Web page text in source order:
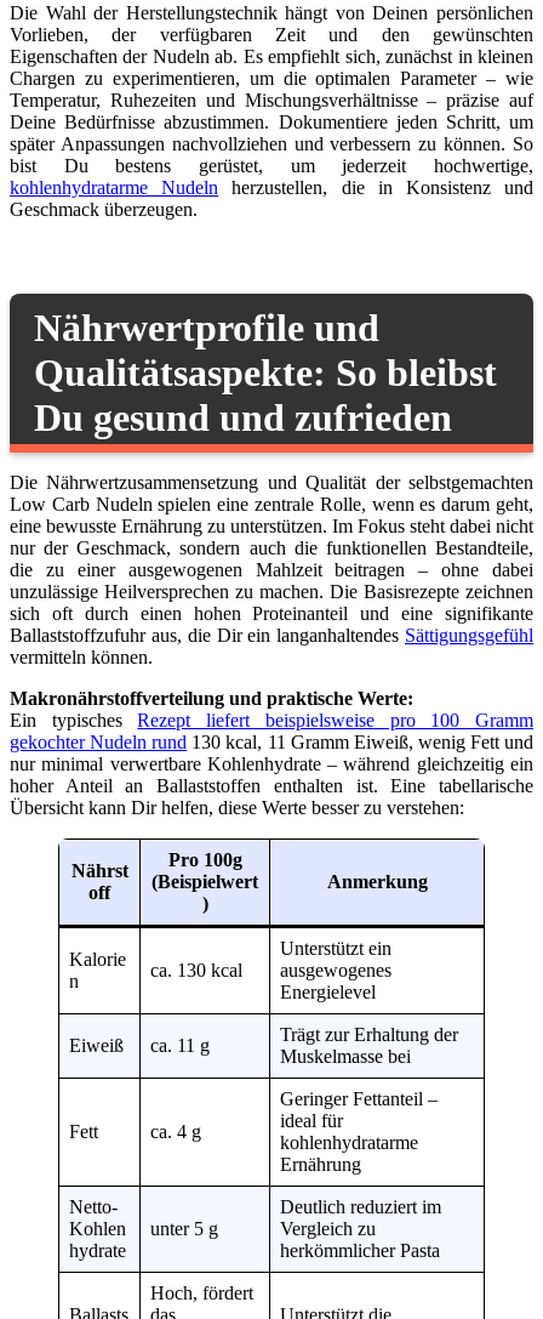
Die Wahl der Herstellungstechnik hängt von Deinen persönlichen
Vorlieben, der verfügbaren Zeit und den gewünschten
Eigenschaften der Nudeln ab. Es empfiehlt sich, zunächst in kleinen
Chargen zu experimentieren, um die optimalen Parameter – wie
Temperatur, Ruhezeiten und Mischungsverhältnisse – präzise auf
Deine Bedürfnisse abzustimmen. Dokumentiere jeden Schritt, um
später Anpassungen nachvollziehen und verbessern zu können. So
bist Du bestens gerüstet, um jederzeit hochwertige,
kohlenhydratarme Nudeln herzustellen, die in Konsistenz und
Geschmack überzeugen.
Nährwertprofile und
Qualitätsaspekte: So bleibst
Du gesund und zufrieden
Die Nährwertzusammensetzung und Qualität der selbstgemachten
Low Carb Nudeln spielen eine zentrale Rolle, wenn es darum geht,
eine bewusste Ernährung zu unterstützen. Im Fokus steht dabei nicht
nur der Geschmack, sondern auch die funktionellen Bestandteile,
die zu einer ausgewogenen Mahlzeit beitragen – ohne dabei
unzulässige Heilversprechen zu machen. Die Basisrezepte zeichnen
sich oft durch einen hohen Proteinanteil und eine signifikante
Ballaststoffzufuhr aus, die Dir ein langanhaltendes Sättigungsgefühl
vermitteln können.
Makronährstoffverteilung und praktische Werte:
Ein typischesRezept liefert beispielsweise pro 100 Gramm
gekochter Nudeln rund 130 kcal, 11 Gramm Eiweiß, wenig Fett und
nur minimal verwertbare Kohlenhydrate – während gleichzeitig ein
hoher Anteil an Ballaststoffen enthalten ist. Eine tabellarische
Übersicht kann Dir helfen, diese Werte besser zu verstehen:
Nährst
off
Pro 100g
(Beispielwert
)
Anmerkung
Kalorie
n
ca. 130 kcal
Unterstützt ein
ausgewogenes
Energielevel
Eiweiß ca. 11 g
Trägt zur Erhaltung der
Muskelmasse bei
Fett ca. 4 g
Geringer Fettanteil –
ideal für
kohlenhydratarme
Ernährung
Netto-
Kohlen
hydrate
unter 5 g
Deutlich reduziert im
Vergleich zu
herkömmlicher Pasta
Hoch, fördert